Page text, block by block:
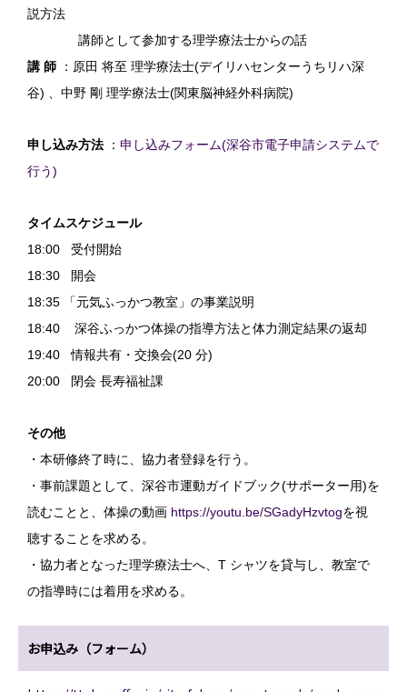
説方法
講師として参加する理学療法士からの話
講 師 ：原田 将至 理学療法士(デイリハセンターうちリハ深
谷) 、中野 剛 理学療法士(関東脳神経外科病院)
申し込み方法 ： 申し込みフォーム(深谷市電子申請システムで
行う)
タイムスケジュール
18:00 受付開始
18:30 開会
18:35 「元気ふっかつ教室」の事業説明
18:40 深谷ふっかつ体操の指導方法と体力測定結果の返却
19:40 情報共有・交換会(20 分)
20:00 閉会 長寿福祉課
その他
・本研修終了時に、協力者登録を行う。
・事前課題として、深谷市運動ガイドブック(サポーター用)を
読むことと、体操の動画 https://youtu.be/SGadyHzvtogを視
聴することを求める。
・協力者となった理学療法士へ、T シャツを貸与し、教室で
の指導時には着用を求める。
お申込み（フォーム）